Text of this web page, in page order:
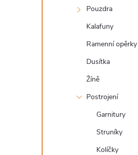
Pouzdra
Kalafuny
Ramenní opěrky
Dusítka
Žíně
Postrojení
Garnitury
Struníky
Kolíčky